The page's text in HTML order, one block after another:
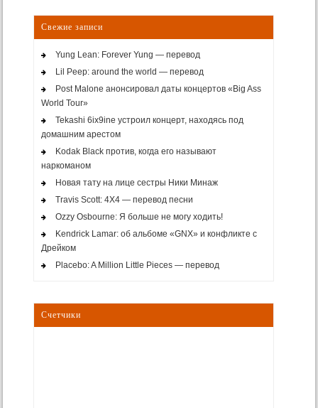
Свежие записи
Yung Lean: Forever Yung — перевод
Lil Peep: around the world — перевод
Post Malone анонсировал даты концертов «Big Ass
World Tour»
Tekashi 6ix9ine устроил концерт, находясь под
домашним арестом
Kodak Black против, когда его называют
наркоманом
Новая тату на лице сестры Ники Минаж
Travis Scott: 4X4 — перевод песни
Ozzy Osbourne: Я больше не могу ходить!
Kendrick Lamar: об альбоме «GNX» и конфликте с
Дрейком
Placebo: A Million Little Pieces — перевод
Счетчики